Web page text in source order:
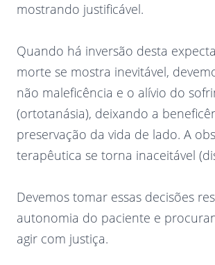
mostrando justificável.
Quando há inversão desta
morte se mostra inevitável,
não maleficência e o alívio do
(ortotanásia), deixando a
preservação da vida de lado. A
terapêutica se torna inaceitável
Devemos tomar essas decisões
autonomia do paciente e
agir com justiça.